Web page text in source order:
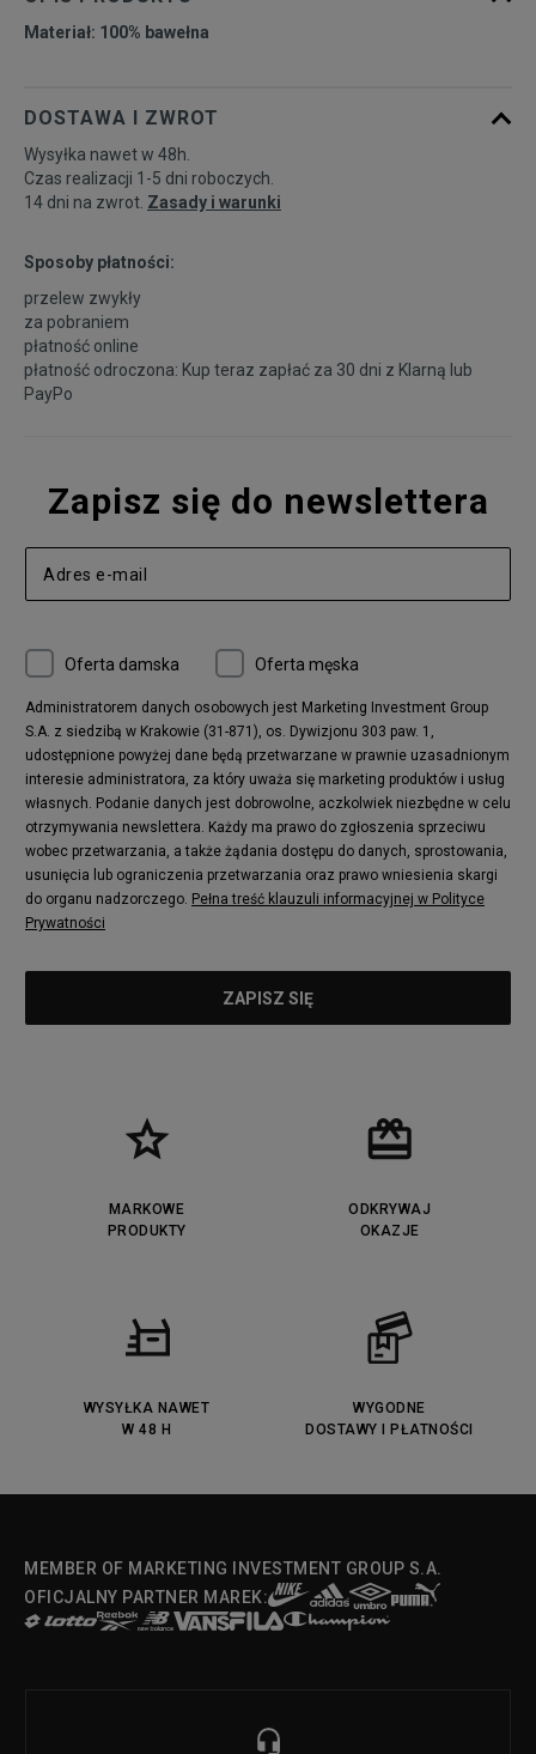
Materiał: 100% bawełna
DOSTAWA I ZWROT
Wysyłka nawet w 48h.
Czas realizacji 1-5 dni roboczych.
14 dni na zwrot. Zasady i warunki
Sposoby płatności:
przelew zwykły
za pobraniem
płatność online
płatność odroczona: Kup teraz zapłać za 30 dni z Klarną lub
PayPo
Zapisz się do newslettera
Oferta damska Oferta męska
Administratorem danych osobowych jest Marketing Investment Group
S.A. z siedzibą w Krakowie (31-871), os. Dywizjonu 303 paw. 1,
udostępnione powyżej dane będą przetwarzane w prawnie uzasadnionym
interesie administratora, za który uważa się marketing produktów i usług
własnych. Podanie danych jest dobrowolne, aczkolwiek niezbędne w celu
otrzymywania newslettera. Każdy ma prawo do zgłoszenia sprzeciwu
wobec przetwarzania, a także żądania dostępu do danych, sprostowania,
usunięcia lub ograniczenia przetwarzania oraz prawo wniesienia skargi
do organu nadzorczego. Pełna treść klauzuli informacyjnej w Polityce
Prywatności
MARKOWE
PRODUKTY
ODKRYWAJ
OKAZJE
WYSYŁKA NAWET
W 48 H
WYGODNE
DOSTAWY I PŁATNOŚCI
MEMBER OF MARKETING INVESTMENT GROUP S.A.
OFICJALNY PARTNER MAREK: